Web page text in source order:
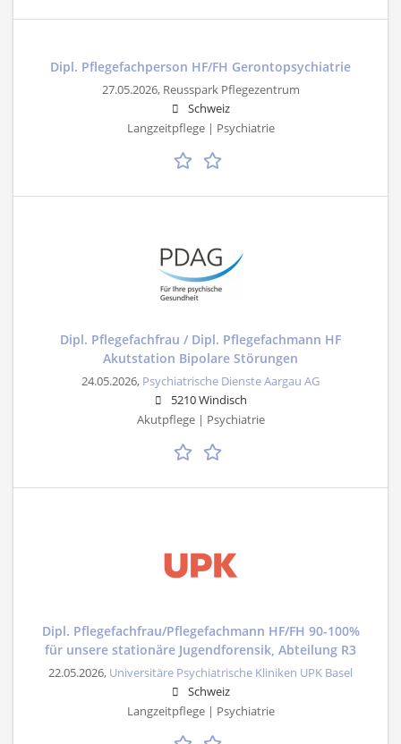
Dipl. Pflegefachperson HF/FH Gerontopsychiatrie
27.05.2026, Reusspark Pflegezentrum
Schweiz
Langzeitpflege | Psychiatrie
Dipl. Pflegefachfrau / Dipl. Pflegefachmann HF
Akutstation Bipolare Störungen
24.05.2026, Psychiatrische Dienste Aargau AG
5210 Windisch
Akutpflege | Psychiatrie
Dipl. Pflegefachfrau/Pflegefachmann HF/FH 90-100%
für unsere stationäre Jugendforensik, Abteilung R3
22.05.2026, Universitäre Psychiatrische Kliniken UPK Basel
Schweiz
Langzeitpflege | Psychiatrie